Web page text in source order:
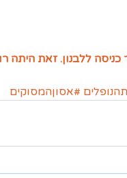
כניסה ללבנון. זאת
#אסוןהמסוקים